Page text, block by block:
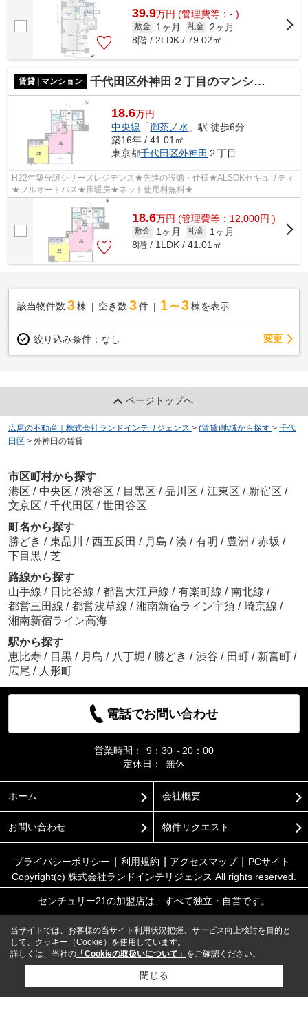
39.9万円 (管理費等：- )
敷金 1ヶ月 礼金
2ヶ月
8階 / 2LDK / 79.02㎡
賃貸 | マンション 千代田区外神田２丁目のマンション
18.6万円
中央線 「御茶ノ水 」駅 徒歩6分
築16年 / 41.01㎡
東京都千代田区外神田 ２丁目
H22年築分譲シリーズレジデンス★先進の設備・仕様★ALSOKセキュリティ
★フルオートバス★床暖房★ネット使用料無料★
18.6万円 (管理費等：12,000円 )
敷金 1ヶ月 礼金
1ヶ月
8階 / 1LDK / 41.01㎡
該当物件数 3棟 空き数 3 件 1～3 棟を表示
絞り込み条件： なし 変更
ページトップへ
広尾の不動産｜株式会社ランドインテリジェンス > (賃貸)地域から探す > 千代
田区 > 外神田の賃貸
市区町村から探す
港区 / 中央区 / 渋谷区 / 目黒区 / 品川区 / 江東区 / 新宿区 /
文京区 / 千代田区 / 世田谷区
町名から探す
勝どき / 東品川 / 西五反田 / 月島 / 湊 / 有明 / 豊洲 / 赤坂 /
下目黒 / 芝
路線から探す
山手線 / 日比谷線 / 都営大江戸線 / 有楽町線 / 南北線 /
都営三田線 / 都営浅草線 / 湘南新宿ライン宇須 / 埼京線 /
湘南新宿ライン高海
駅から探す
恵比寿 / 目黒 / 月島 / 八丁堀 / 勝どき / 渋谷 / 田町 / 新富町 /
広尾 / 人形町
電話でお問い合わせ
営業時間：
9：30～20：00
定休日：
無休
ホーム 会社概要
お問い合わせ 物件リクエスト
プライバシーポリシー 利用規約 アクセスマップ
PCサイト
Copyright(c) 株式会社ランドインテリジェンス All rights reserved.
センチュリー21の加盟店は、すべて独立・自営です。
当サイトでは、お客様の当サイト利用状況把握、サービス向上検討を目的と
して、クッキー（Cookie）を使用しています。
詳しくは、当社の 「Cookieの取扱いについて」 をご確認ください。
閉じる